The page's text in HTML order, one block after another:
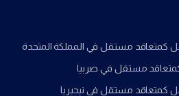
كمتعاقد مستقل في المملكة المتحدة
مستقل في صربيا
كمتعاقد مستقل في نيجيريا